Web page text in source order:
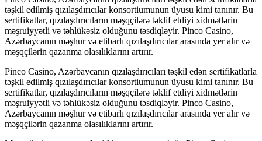
təşkil edilmiş qızılaşdırıcılar konsortiumunun üyusu kimi tanınır. Bu
sertifikatlar, qızılaşdırıcıların məşqçilərə təklif etdiyi xidmətlərin
məşruiyyətli və təhlükəsiz olduğunu təsdiqləyir. Pinco Casino,
Azərbaycanın məşhur və etibarlı qızılaşdırıcılar arasında yer alır və
məşqçilərin qazanma olasılıklarını artırır.
Pinco Casino, Azərbaycanın qızılaşdırıcıları təşkil edən sertifikatlarla
təşkil edilmiş qızılaşdırıcılar konsortiumunun üyusu kimi tanınır. Bu
sertifikatlar, qızılaşdırıcıların məşqçilərə təklif etdiyi xidmətlərin
məşruiyyətli və təhlükəsiz olduğunu təsdiqləyir. Pinco Casino,
Azərbaycanın məşhur və etibarlı qızılaşdırıcılar arasında yer alır və
məşqçilərin qazanma olasılıklarını artırır.